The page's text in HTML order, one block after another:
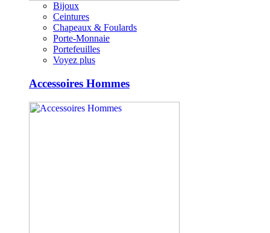
Bijoux
Ceintures
Chapeaux & Foulards
Porte-Monnaie
Portefeuilles
Voyez plus
Accessoires Hommes